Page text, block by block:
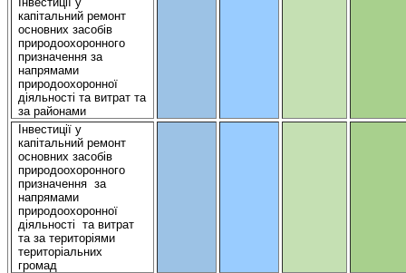
капітальнийремонт
основних засобів
природоохоронного
призначенняза
напрямами
природоохоронної
діяльності та витратта
за районами
Інвестиціїу
капітальнийремонт
основних засобів
природоохоронного
призначення за
напрямами
природоохоронної
діяльності та витрат
та за територіями
територіальних
громад